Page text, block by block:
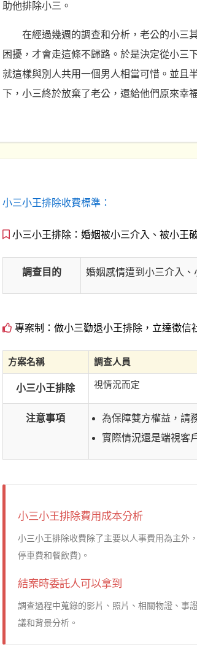
助他排除小三。
在經過幾週的調查和分析，老公的小三
困擾，才會走這條不歸路。於是決定從小三
就這樣與別人共用一個男人相當可惜。並且
下，小三終於放棄了老公，還給他們原來幸
小三小王排除收費標準：
小三小王排除：婚姻被小三介入、被小王
調查目的 婚姻感情遭到小三介入、
專案制：做小三勸退小王排除，立達徵信
方案名稱 調查人員
小三小王排除 視情況而定
注意事項
為保障雙方權益，請
實際情況還是端視客
小三小王排除費用成本分析
小三小王排除收費除了主要以人事費用為主外
停車費和餐飲費)。
結案時委託人可以拿到
調查過程中蒐錄的影片、照片、相關物證、事
議和背景分析。